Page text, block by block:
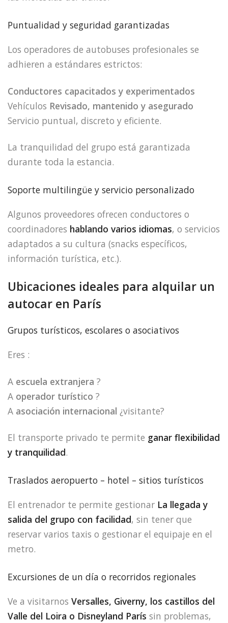
Puntualidad y seguridad garantizadas
Los operadores de autobuses profesionales se
adhieren a estándares estrictos:
Conductores capacitados y experimentados
Vehículos Revisado, mantenido y asegurado
Servicio puntual, discreto y eficiente.
La tranquilidad del grupo está garantizada
durante toda la estancia.
Soporte multilingüe y servicio personalizado
Algunos proveedores ofrecen conductores o
coordinadores hablando varios idiomas, o servicios
adaptados a su cultura (snacks específicos,
información turística, etc.).
Ubicaciones ideales para alquilar un
autocar en París
Grupos turísticos, escolares o asociativos
Eres :
A escuela extranjera ?
A operador turístico ?
A asociación internacional ¿visitante?
El transporte privado te permite ganar flexibilidad
y tranquilidad.
Traslados aeropuerto – hotel – sitios turísticos
El entrenador te permite gestionar La llegada y
salida del grupo con facilidad, sin tener que
reservar varios taxis o gestionar el equipaje en el
metro.
Excursiones de un día o recorridos regionales
Ve a visitarnos Versalles, Giverny, los castillos del
Valle del Loira o Disneyland París sin problemas,